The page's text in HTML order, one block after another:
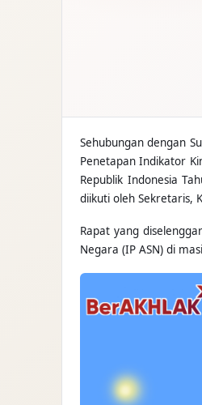
Sehubungan dengan
Penetapan Indikator
Republik Indonesia
diikuti oleh Sekretaris,
Rapat yang
Negara (IP ASN) di